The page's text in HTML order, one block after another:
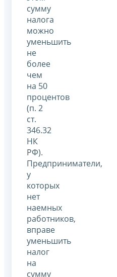
сумму
налога
можно
уменьшить
не
более
чем
на 50
процентов
(п. 2
ст.
346.32
НК
РФ).
Предприниматели,
у
которых
нет
наемных
работников,
вправе
уменьшить
налог
на
сумму